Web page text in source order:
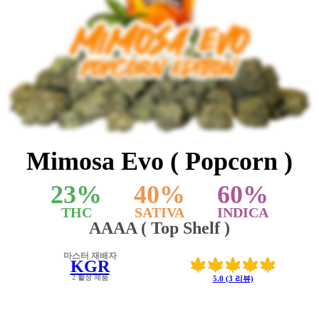
Mimosa Evo ( Popcorn )
23%
THC
40%
SATIVA
60%
INDICA
AAAA ( Top Shelf )
5.0 (3 리뷰)
마스터 재배자
KGR
2 활성 제품